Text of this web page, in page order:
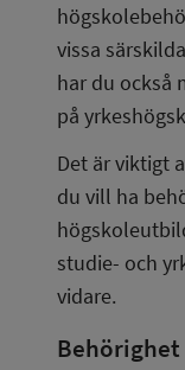
vissa
har du också
på
Det är viktigt
du vill ha
studie- och
vidare.